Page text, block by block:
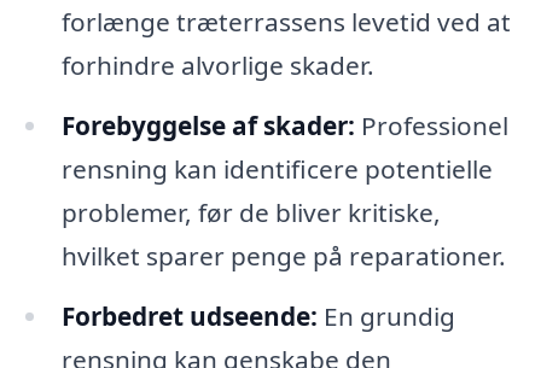
forlænge træterrassens levetid ved at
forhindre alvorlige skader.
Forebyggelse af skader: Professionel
rensning kan identificere potentielle
problemer, før de bliver kritiske,
hvilket sparer penge på reparationer.
Forbedret udseende: En grundig
rensning kan genskabe den